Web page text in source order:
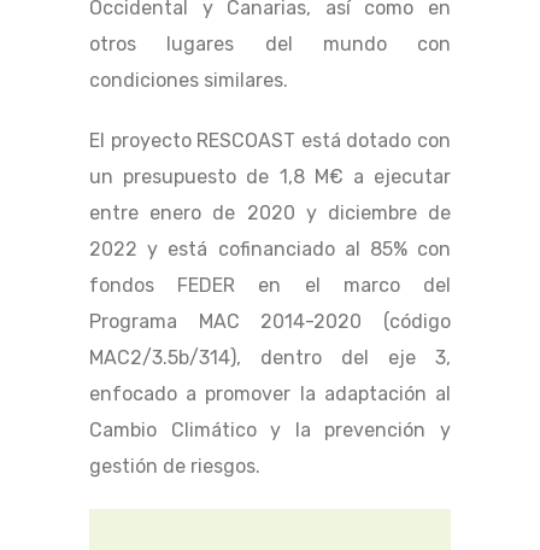
Occidental y Canarias, así como en
otros lugares del mundo con
condiciones similares.
El proyecto RESCOAST está dotado con
un presupuesto de 1,8 M€ a ejecutar
entre enero de 2020 y diciembre de
2022 y está cofinanciado al 85% con
fondos FEDER en el marco del
Programa MAC 2014-2020 (código
MAC2/3.5b/314), dentro del eje 3,
enfocado a promover la adaptación al
Cambio Climático y la prevención y
gestión de riesgos.